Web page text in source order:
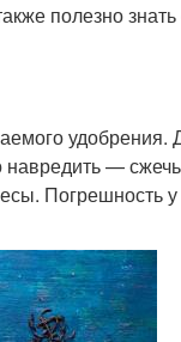
полезно знать
удобрения.
— сжечь
Погрешность у